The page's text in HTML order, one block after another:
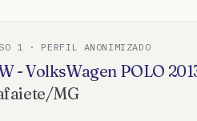
1 · PERFIL ANONIMIZADO
- VolksWagen POLO
/MG